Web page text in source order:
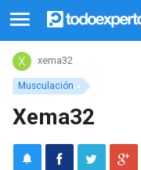
Musculación
xema32
Xema32